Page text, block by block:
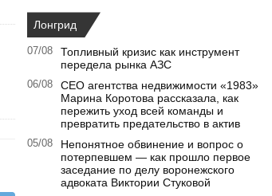
Лонгрид
07/08
Топливный кризис как инструмент
передела рынка АЗС
06/08
CEO агентства недвижимости «1983»
Марина Коротова рассказала, как
пережить уход всей команды и
превратить предательство в актив
05/08
Непонятное обвинение и вопрос о
потерпевшем — как прошло первое
заседание по делу воронежского
адвоката Виктории Стуковой